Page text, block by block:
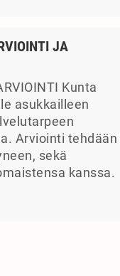
JA
Kunta
asukkailleen
Arviointi tehdään
sekä
kanssa.